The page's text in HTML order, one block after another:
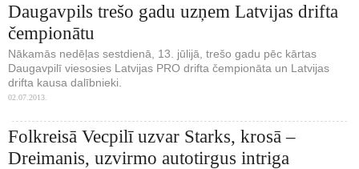
Daugavpils trešo gadu uzņem Latvijas drifta
čempionātu
Nākamās nedēļas sestdienā, 13. jūlijā, trešo gadu pēc kārtas
Daugavpilī viesosies Latvijas PRO drifta čempionāta un Latvijas
drifta kausa dalībnieki.
02.07.2013.
Folkreisā Vecpilī uzvar Starks, krosā –
Dreimanis, uzvirmo autotirgus intriga